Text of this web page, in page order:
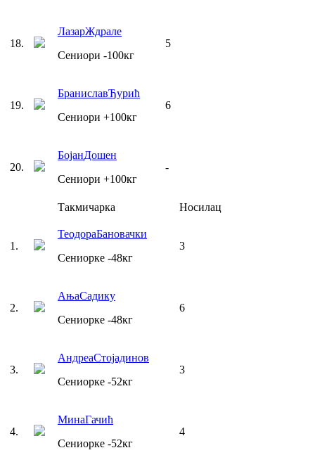
18.
ЛазарЖдрале
Сениори -100кг
5
19.
БраниславЂурић
Сениори +100кг
6
20.
БојанДошен
Сениори +100кг
-
Такмичарка Носилац
1 .
ТеодораБановачки
Сениорке -48кг
3
2.
АњаСадику
Сениорке -48кг
6
3.
АндреаСтојадинов
Сениорке -52кг
3
4.
МинаГачић
Сениорке -52кг
4